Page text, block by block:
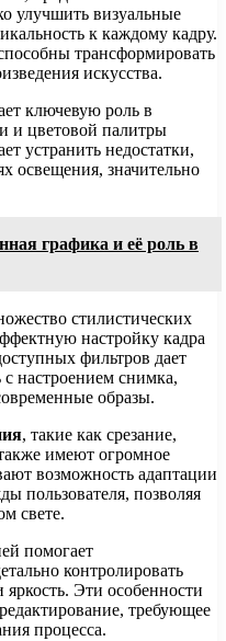
улучшить визуальные
к каждому кадру.
трансформировать
искусства.
ключевую роль в
и цветовой палитры
устранить недостатки,
освещения, значительно
графика и её роль в
стилистических
настройку кадра
фильтров дает
настроением снимка,
образы.
, такие как срезание,
имеют огромное
возможность адаптации
пользователя, позволяя
свете.
помогает
контролировать
Эти особенности
требующее
процесса.